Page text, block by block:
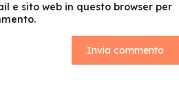
e sito web in questo browser per